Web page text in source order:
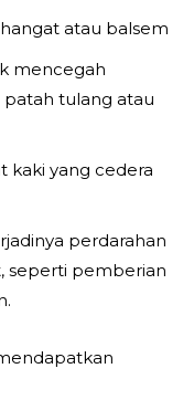
atau balsem
mencegah
tulang atau
kaki yang cedera
perdarahan
seperti pemberian